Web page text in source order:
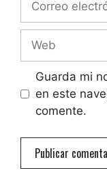
Web
Guarda mi
en este
comente.